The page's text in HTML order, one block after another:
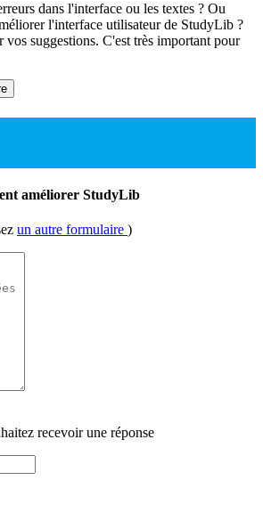
dans l'interface ou les textes ? Ou
l'interface utilisateur de StudyLib ?
vos suggestions. C'est très important pour
améliorer StudyLib
un autre formulaire )
recevoir une réponse